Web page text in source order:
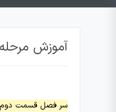
آموزش
سر فصل قسمت دوم :